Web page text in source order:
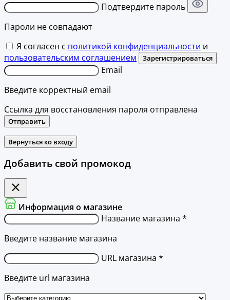
Подтвердите пароль
Пароли не совпадают
Я согласен с политикой конфиденциальности и
пользовательским соглашением
Зарегистрироваться
Email
Введите корректный email
Ссылка для восстановления пароля отправлена
Отправить
Вернуться ко входу
Добавить свой промокод
Информация о магазине
Название магазина *
Введите название магазина
URL магазина *
Введите url магазина